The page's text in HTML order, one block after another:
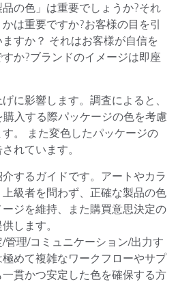
の色」は重要でしょうか?それ
は重要ですか?お客様の目を引
すか？ それはお客様が自信を
か?ブランドのイメージは即座
に影響します。調査によると、
入する際パッケージの色を考慮
。 また変色したパッケージの
れています。
するガイドです。アートやカラ
級者を問わず、正確な製品の色
ジを維持、また購買意思決定の
します。
理/コミュニケーション/出力す
めて複雑なワークフローやサプ
貫かつ安定した色を確保する方